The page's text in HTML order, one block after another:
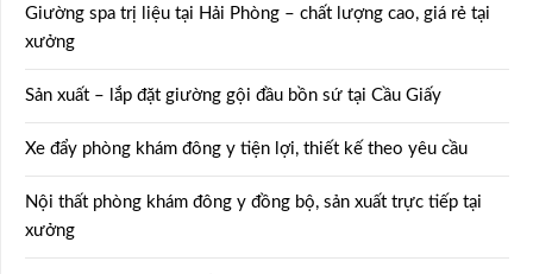
Giường spa trị liệu tại Hải Phòng – chất lượng cao, giá rẻ tại
xưởng
Sản xuất – lắp đặt giường gội đầu bồn sứ tại Cầu Giấy
Xe đẩy phòng khám đông y tiện lợi, thiết kế theo yêu cầu
Nội thất phòng khám đông y đồng bộ, sản xuất trực tiếp tại
xưởng